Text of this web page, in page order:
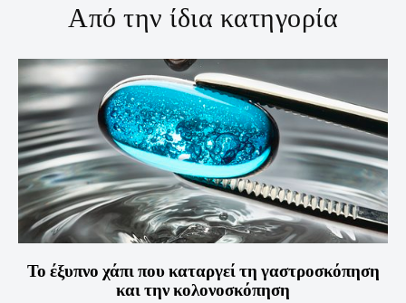
Από την ίδια κατηγορία
Το έξυπνο χάπι που καταργεί τη γαστροσκόπηση
και την κολονοσκόπηση